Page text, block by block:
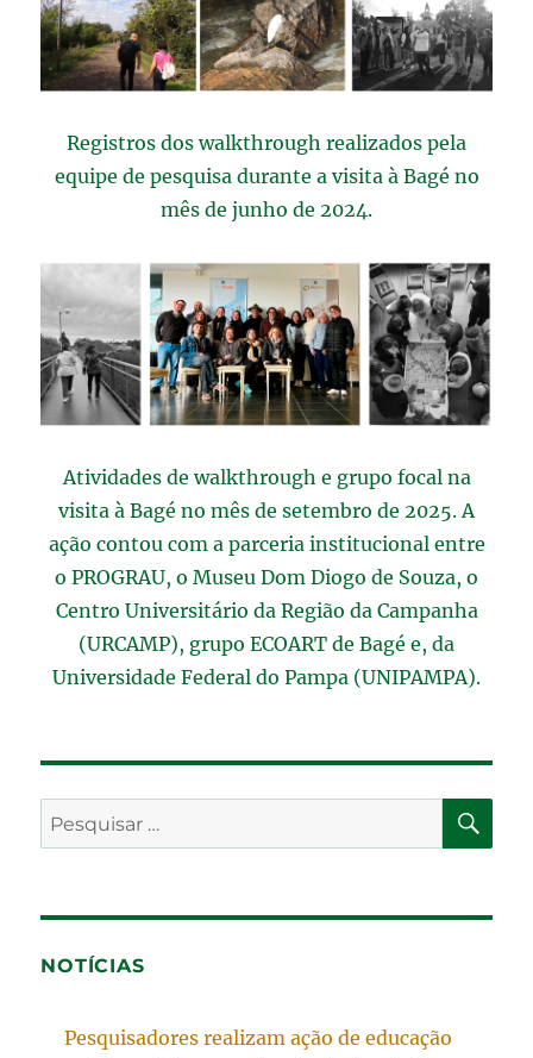
Registros dos walkthrough realizados pela
equipe de pesquisa durante a visita à Bagé no
mês de junho de 2024.
Atividades de walkthrough e grupo focal na
visita à Bagé no mês de setembro de 2025. A
ação contou com a parceria institucional entre
o PROGRAU, o Museu Dom Diogo de Souza, o
Centro Universitário da Região da Campanha
(URCAMP), grupo ECOART de Bagé e, da
Universidade Federal do Pampa (UNIPAMPA).
Pesquisar
por:
NOTÍCIAS
Pesquisadores realizam ação de educação